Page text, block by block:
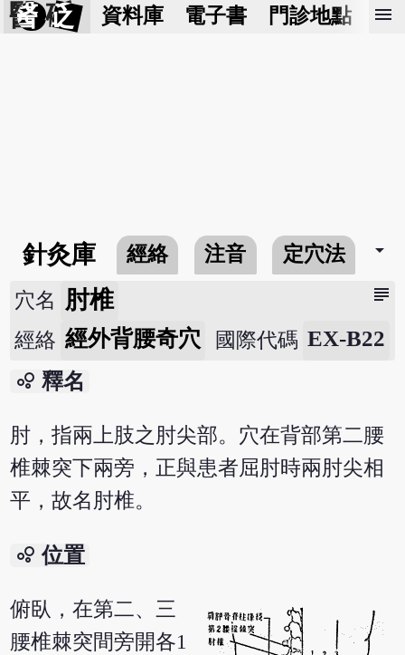
醫 砭 資料庫 電子書 門診地點 預
menu
針灸庫 經絡 注音 定穴法 arrow_drop_down
subject
穴名 肘椎
經絡 經外背腰奇穴 國際代碼 EX-B22
bubble_chart 釋名
肘，指兩上肢之肘尖部。穴在背部第二腰
椎棘突下兩旁，正與患者屈肘時兩肘尖相
平，故名肘椎。
bubble_chart 位置
俯臥，在第二、三
腰椎棘突間旁開各1